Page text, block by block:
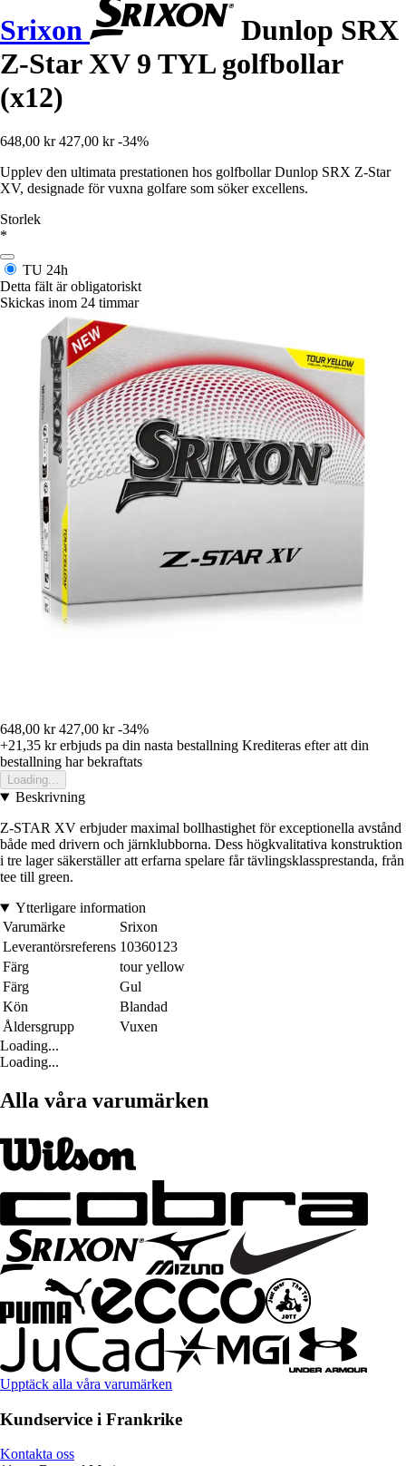
Srixon
Dunlop SRX
Z-Star XV 9 TYL golfbollar
(x12)
648,00 kr 427,00 kr -34%
Upplev den ultimata prestationen hos golfbollar Dunlop SRX Z-Star
XV, designade för vuxna golfare som söker excellens.
Storlek
*
TU 24h
Detta fält är obligatoriskt
Skickas inom 24 timmar
648,00 kr 427,00 kr -34%
+21,35 krerbjuds pa din nasta bestallning Krediteras efter att din
bestallning har bekraftats
Loading...
Beskrivning
Z-STAR XV erbjuder maximal bollhastighet för exceptionella avstånd
både med drivern och järnklubborna. Dess högkvalitativa konstruktion
i tre lager säkerställer att erfarna spelare får tävlingsklassprestanda, från
tee till green.
Ytterligare information
Varumärke
Srixon
Leverantörsreferens 10360123
Färg
tour yellow
Färg
Gul
Kön
Blandad
Åldersgrupp
Vuxen
Loading...
Loading...
Alla våra varumärken
Upptäck alla våra varumärken
Kundservice i Frankrike
Kontakta oss